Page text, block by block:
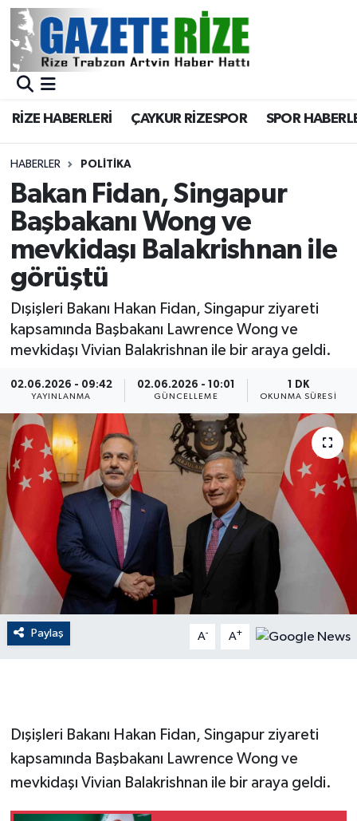
RİZE HABERLERİ ÇAYKUR RİZESPOR SPOR
HABERLER POLİTİKA
Bakan Fidan, Singapur
Başbakanı Wong ve
mevkidaşı Balakrishnan ile
görüştü
Dışişleri Bakanı Hakan Fidan, Singapur ziyareti
kapsamında Başbakanı Lawrence Wong ve
mevkidaşı Vivian Balakrishnan ile bir araya geldi.
02.06.2026 - 09:42
YAYINLANMA
02.06.2026 - 10:01
GÜNCELLEME
1 DK
OKUNMA SÜRESI
Paylaş A- A+
Dışişleri Bakanı Hakan Fidan, Singapur ziyareti
kapsamında Başbakanı Lawrence Wong ve
mevkidaşı Vivian Balakrishnan ile bir araya geldi.
BÖLGEMİZ
Asayiş
Rize Jandarma Komutanlığı
Bilim Teknoloji
Bölge
Advertising news
Canlı Maç
ÇEVRE
Dış Haberler
Dünya
EĞİTİM
EKONOMİ
English News
Finans
GENEL
GÜNDEM
Merkez Nöbetçi Eczaneler
Merkez Trafik Yoğunluk Haritası
Süper Lig Puan Durumu ve Fikstür
Tüm Manşetler
Son Dakika Haberleri
Haber Arşivi